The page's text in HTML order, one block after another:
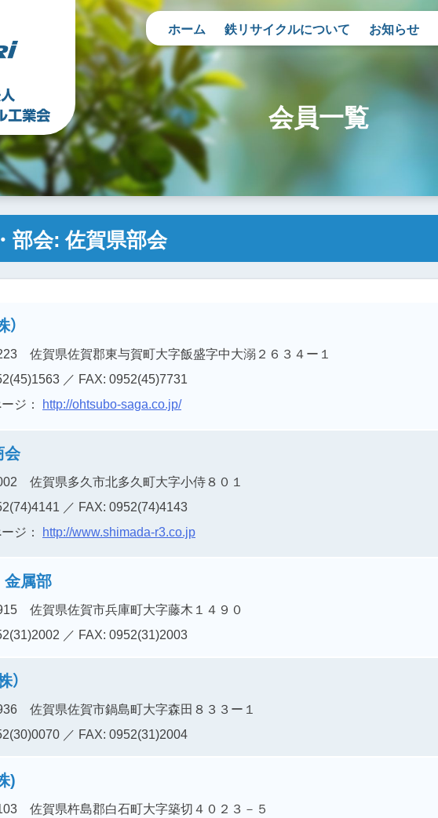
ホーム 鉄リサイクルについて お知らせ
会員一覧
部会:佐賀県部会
佐賀県佐賀郡東与賀町大字飯盛字中大溺２６３４ー１
／ FAX: 0952(45)7731
ジ： http://ohtsubo-saga.co.jp/
会
佐賀県多久市北多久町大字小侍８０１
／ FAX: 0952(74)4143
ジ： http://www.shimada-r3.co.jp
属部
佐賀県佐賀市兵庫町大字藤木１４９０
／ FAX: 0952(31)2003
）
佐賀県佐賀市鍋島町大字森田８３３ー１
／ FAX: 0952(31)2004
)
佐賀県杵島郡白石町大字築切４０２３－５